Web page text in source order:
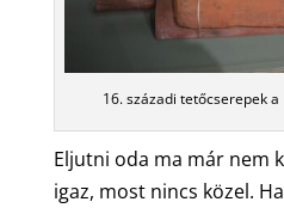
16. századi tetőcserepek
Eljutni oda ma már nem
igaz, most nincs közel.